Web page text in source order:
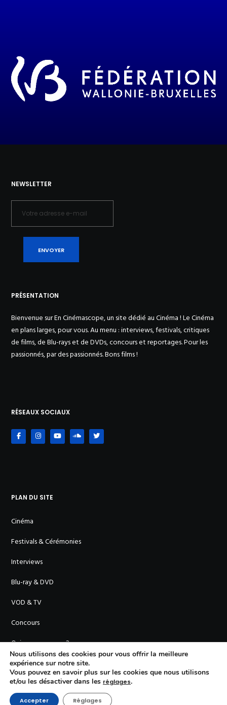
NEWSLETTER
PRÉSENTATION
Bienvenue sur En Cinémascope, un site dédié au Cinéma ! Le Cinéma
en plans larges, pour vous. Au menu : interviews, festivals, critiques
de films, de Blu-rays et de DVDs, concours et reportages. Pour les
passionnés, par des passionnés. Bons films !
RÉSEAUX SOCIAUX
PLAN DU SITE
Cinéma
Festivals & Cérémonies
Interviews
Blu-ray & DVD
VOD & TV
Concours
Qui sommes-nous ?
Nous utilisons des cookies pour vous offrir la meilleure
expérience sur notre site.
Vous pouvez en savoir plus sur les cookies que nous utilisons
et/ou les désactiver dans les réglages.
Accepter Réglages